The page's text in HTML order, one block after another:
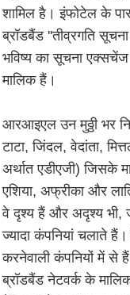
शामिल है। इंफोटेल के
ब्रॉडबैंड ''तीव्रगति
भविष्य का सूचना
मालिक हैं।
आरआइएल उन मुठ्ठी भर
टाटा, जिंदल, वेदांता,
अर्थात एडीएजी) जिसके
एशिया, अफ्रीका और
वे दृश्य हैं और अदृश्य भी,
ज्यादा कंपनियां चलाते
करनेवाली कंपनियों में से
ब्रॉडबैंड नेटवर्क के